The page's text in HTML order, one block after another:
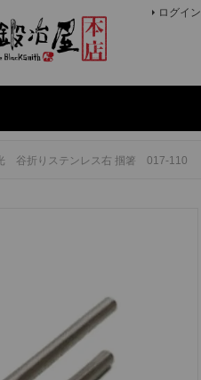
ログイン
谷折りステンレス右 掴箸 017-110